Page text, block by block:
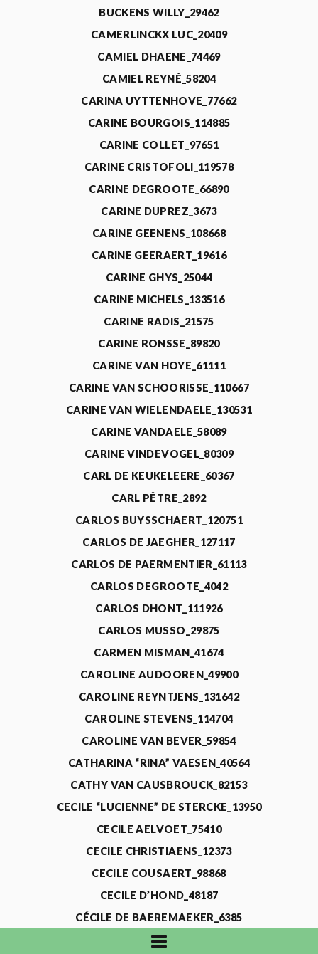
BUCKENS WILLY_29462
CAMERLINCKX LUC_20409
CAMIEL DHAENE_74469
CAMIEL REYNÉ_58204
CARINA UYTTENHOVE_77662
CARINE BOURGOIS_114885
CARINE COLLET_97651
CARINE CRISTOFOLI_119578
CARINE DEGROOTE_66890
CARINE DUPREZ_3673
CARINE GEENENS_108668
CARINE GEERAERT_19616
CARINE GHYS_25044
CARINE MICHELS_133516
CARINE RADIS_21575
CARINE RONSSE_89820
CARINE VAN HOYE_61111
CARINE VAN SCHOORISSE_110667
CARINE VAN WIELENDAELE_130531
CARINE VANDAELE_58089
CARINE VINDEVOGEL_80309
CARL DE KEUKELEERE_60367
CARL PÊTRE_2892
CARLOS BUYSSCHAERT_120751
CARLOS DE JAEGHER_127117
CARLOS DE PAERMENTIER_61113
CARLOS DEGROOTE_4042
CARLOS DHONT_111926
CARLOS MUSSO_29875
CARMEN MISMAN_41674
CAROLINE AUDOOREN_49900
CAROLINE REYNTJENS_131642
CAROLINE STEVENS_114704
CAROLINE VAN BEVER_59854
CATHARINA “RINA” VAESEN_40564
CATHY VAN CAUSBROUCK_82153
CECILE “LUCIENNE” DE STERCKE_13950
CECILE AELVOET_75410
CECILE CHRISTIAENS_12373
CECILE COUSAERT_98868
CECILE D’HOND_48187
CÉCILE DE BAEREMAEKER_6385
CECILE DE WAELE_4731